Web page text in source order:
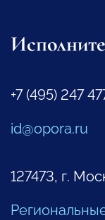
+7 (495) 247
id@opora.ru
127473, г.